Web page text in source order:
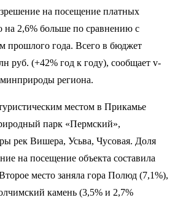
на посещение платных
на 2,6% больше по сравнению с
прошлого года. Всего в бюджет
руб. (+42% год к году), сообщает v-
региона.
местом в Прикамье
парк «Пермский»,
рек Вишера, Усьва, Чусовая. Доля
на посещение объекта составила
место заняла гора Полюд (7,1%),
камень (3,5% и 2,7%